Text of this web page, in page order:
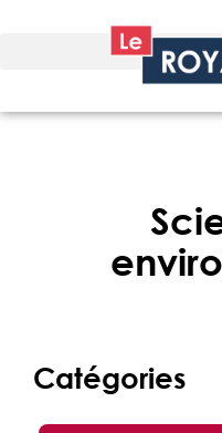
Catégories